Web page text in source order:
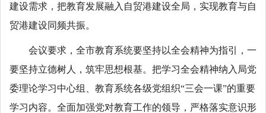
建设需求，把教育发展融入自贸港建设全局，实现教育与自
贸港建设同频共振。
会议要求，全市教育系统要坚持以全会精神为指引，一
要坚持立德树人，筑牢思想根基。把学习全会精神纳入局党
委理论学习中心组、教育系统各级党组织“三会一课”的重要
学习内容。全面加强党对教育工作的领导，严格落实意识形